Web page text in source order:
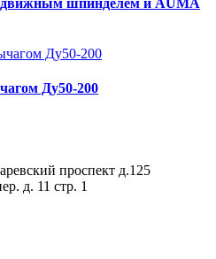
Ду50-200
проспект д.125
д. 11 стр. 1